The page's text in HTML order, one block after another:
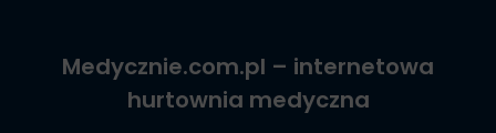
Medycznie.com.pl – internetowa
hurtownia medyczna